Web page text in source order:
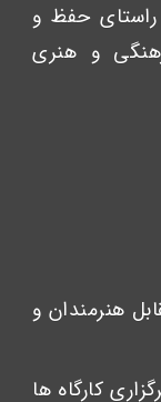
راستای حفظ و
و هنری
هنرمندان و
کارگاه ها